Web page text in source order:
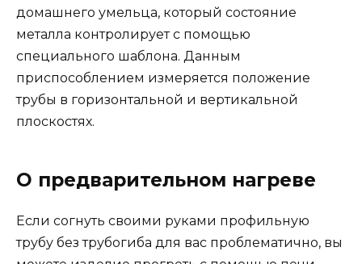
домашнего умельца, который состояние
металла контролирует с помощью
специального шаблона. Данным
приспособлением измеряется положение
трубы в горизонтальной и вертикальной
плоскостях.
О предварительном нагреве
Если согнуть своими руками профильную
трубу без трубогиба для вас проблематично, вы